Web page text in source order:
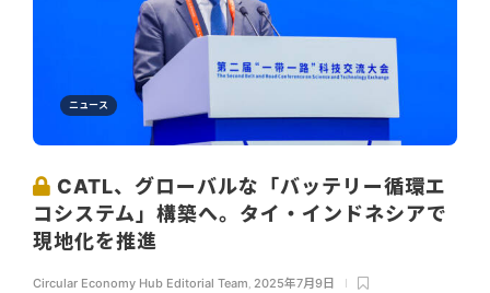
ニュース
CATL、グローバルな「バッテリー循環エ
コシステム」構築へ。タイ・インドネシアで
現地化を推進
Circular Economy Hub Editorial Team 2025年7月9日